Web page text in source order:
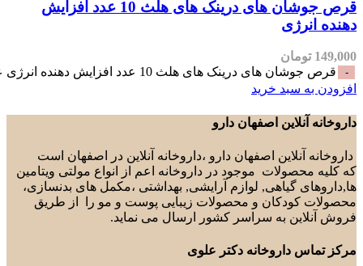
قرص جوشان های درینک های هلث 10 عدد افزایش
درینک های هلث 10 عدد افزایش دهنده انرژی عدد
خرید
اصفهان دارو
اصفهان دارو ،داروخانه آنلاین در اصفهان است
موجود در داروخانه اعم از انواع مولتی ویتامین
گیاهی, لوازم آرایشی, بهداشتی ،مکمل های بدنسازی،
و محصولات زیبایی پوست و مو را از طریق
به سراسر کشور ارسال می نماید.
دکتر علوی